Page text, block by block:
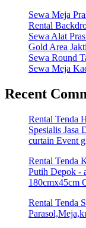
Sewa Meja
Rental
Sewa Alat
Gold Area
Sewa Round
Sewa Meja
Recent
Rental Tenda
Spesialis Jasa
curtain Event
Rental Tenda
Putih Depok -
180cmx45cm
Rental Tenda